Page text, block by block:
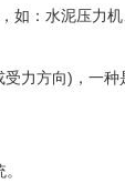
如：水泥压力
力方向)，一